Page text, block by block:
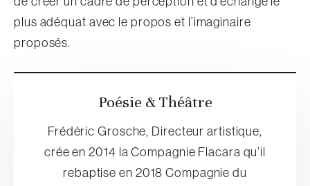
plus adéquat avec le propos et l’imaginaire
proposés.
Poésie & Théâtre
Frédéric Grosche, Directeur artistique,
crée en 2014 la Compagnie Flacara qu’il
rebaptise en 2018 Compagnie du